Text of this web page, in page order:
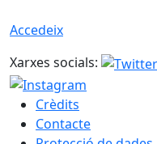
Accedeix
Xarxes socials:
Crèdits
Contacte